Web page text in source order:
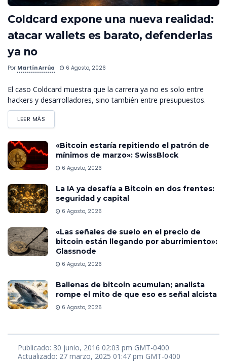
Coldcard expone una nueva realidad:
atacar wallets es barato, defenderlas
ya no
Por Martín Arrúa 6 Agosto, 2026
El caso Coldcard muestra que la carrera ya no es solo entre
hackers y desarrolladores, sino también entre presupuestos.
LEER MÁS
«Bitcoin estaría repitiendo el patrón de
mínimos de marzo»: SwissBlock
6 Agosto, 2026
La IA ya desafía a Bitcoin en dos frentes:
seguridad y capital
6 Agosto, 2026
«Las señales de suelo en el precio de
bitcoin están llegando por aburrimiento»:
Glassnode
6 Agosto, 2026
Ballenas de bitcoin acumulan; analista
rompe el mito de que eso es señal alcista
6 Agosto, 2026
Publicado: 30 junio, 2016 02:03 pm GMT-0400
Actualizado: 27 marzo, 2025 01:47 pm GMT-0400